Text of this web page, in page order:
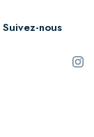
Suivez-nous